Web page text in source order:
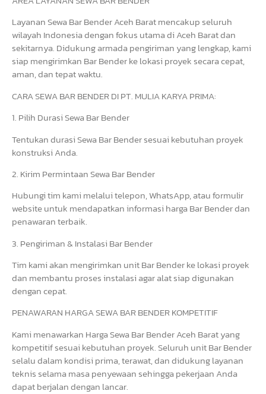
Layanan Sewa Bar Bender Aceh Barat mencakup seluruh
wilayah Indonesia dengan fokus utama di Aceh Barat dan
sekitarnya. Didukung armada pengiriman yang lengkap, kami
siap mengirimkan Bar Bender ke lokasi proyek secara cepat,
aman, dan tepat waktu.
CARA SEWA BAR BENDER DI PT. MULIA KARYA PRIMA:
1. Pilih Durasi Sewa Bar Bender
Tentukan durasi Sewa Bar Bender sesuai kebutuhan proyek
konstruksi Anda.
2. Kirim Permintaan Sewa Bar Bender
Hubungi tim kami melalui telepon, WhatsApp, atau formulir
website untuk mendapatkan informasi harga Bar Bender dan
penawaran terbaik.
3. Pengiriman & Instalasi Bar Bender
Tim kami akan mengirimkan unit Bar Bender ke lokasi proyek
dan membantu proses instalasi agar alat siap digunakan
dengan cepat.
PENAWARAN HARGA SEWA BAR BENDER KOMPETITIF
Kami menawarkan Harga Sewa Bar Bender Aceh Barat yang
kompetitif sesuai kebutuhan proyek. Seluruh unit Bar Bender
selalu dalam kondisi prima, terawat, dan didukung layanan
teknis selama masa penyewaan sehingga pekerjaan Anda
dapat berjalan dengan lancar.